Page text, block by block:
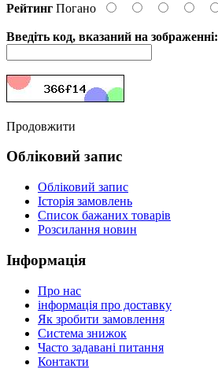
Рейтинг Погано
Введіть код, вказаний на зображенні:
Продовжити
Обліковий запис
Обліковий запис
Історія замовлень
Список бажаних товарів
Розсилання новин
Інформація
Про нас
інформація про доставку
Як зробити замовлення
Система знижок
Часто задавані питання
Контакти